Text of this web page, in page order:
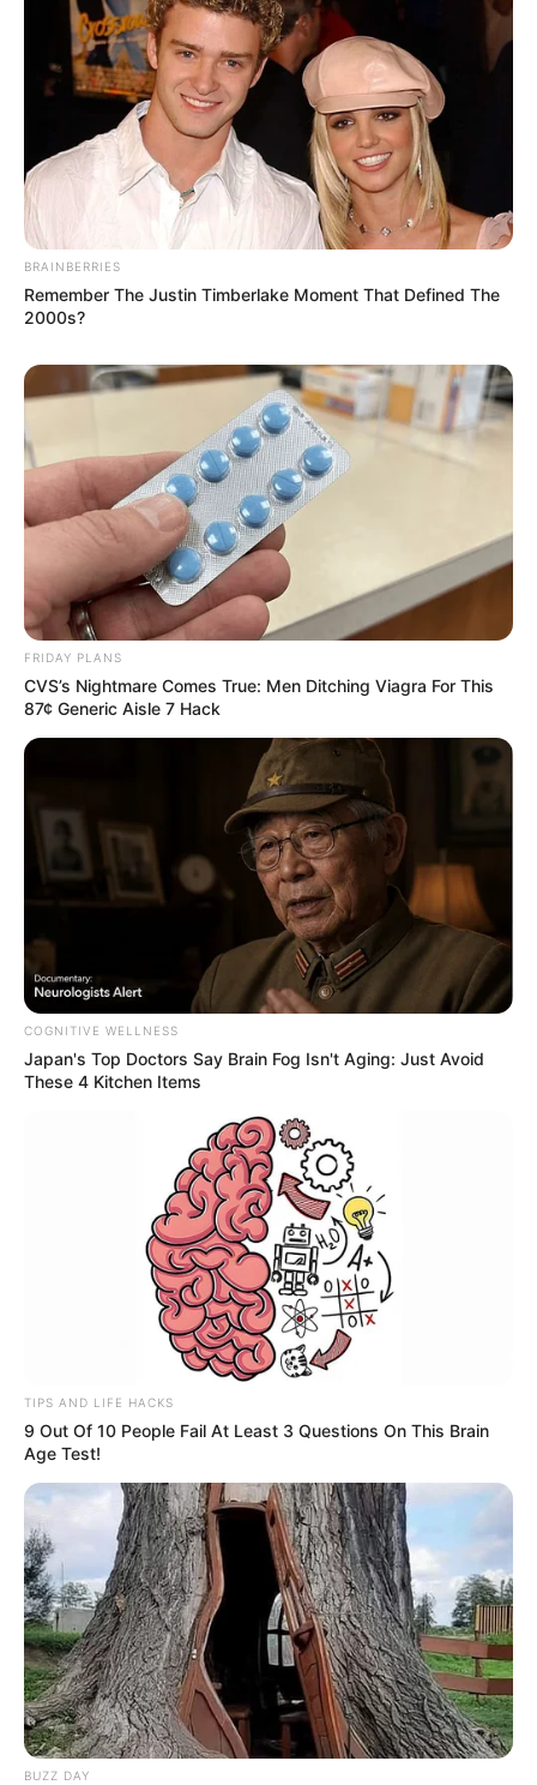
BRAINBERRIES
Remember The Justin Timberlake Moment That Defined The
2000s?
FRIDAY PLANS
CVS’s Nightmare Comes True: Men Ditching Viagra For This
87¢ Generic Aisle 7 Hack
COGNITIVE WELLNESS
Japan's Top Doctors Say Bra​in Fo​g Isn't Aging: Just Avoid
These 4 Kitchen Items
TIPS AND LIFE HACKS
9 Out Of 10 People Fail At Least 3 Questions On This Brain
Age Test!
BUZZ DAY